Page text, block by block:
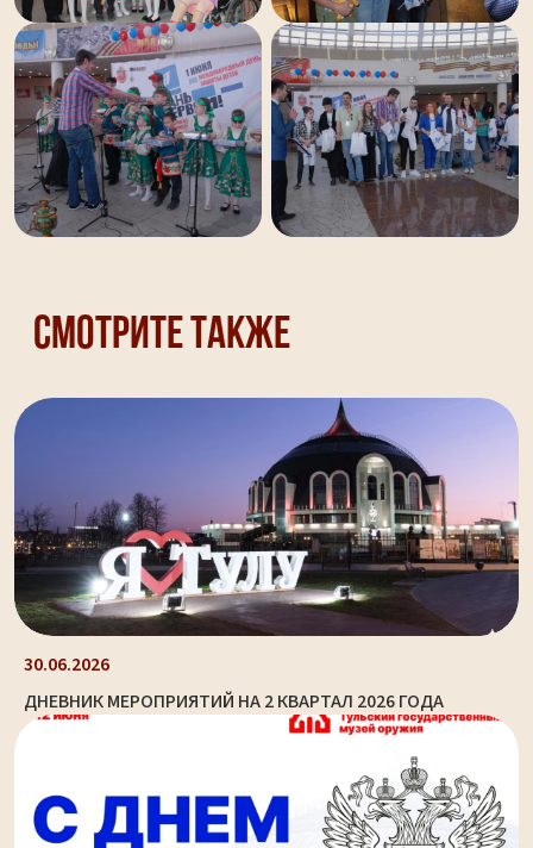
Смотрите также
30.06.2026
ДНЕВНИК МЕРОПРИЯТИЙ НА 2 КВАРТАЛ 2026 ГОДА